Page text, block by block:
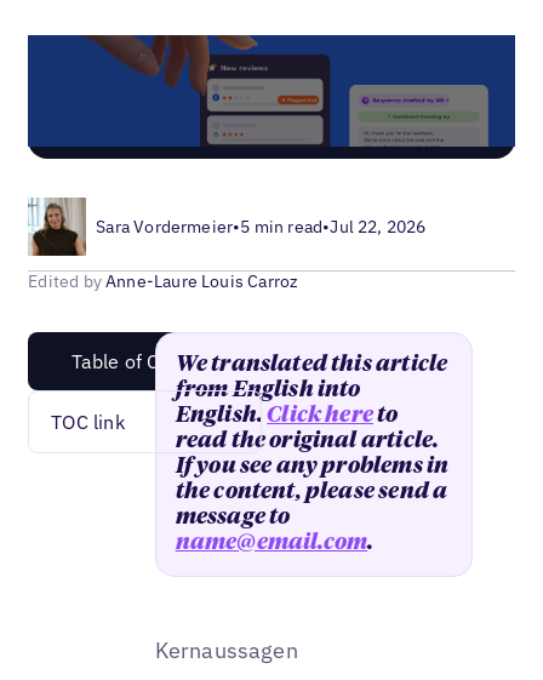
Sara Vordermeier•5 min read•Jul 22, 2026
Edited byAnne-Laure Louis Carroz
Table of Content
TOC link
We translated this article
from English into
English.Click hereto
read the original article.
If you see any problems in
the content, please send a
message to
name@email.com.
Kernaussagen